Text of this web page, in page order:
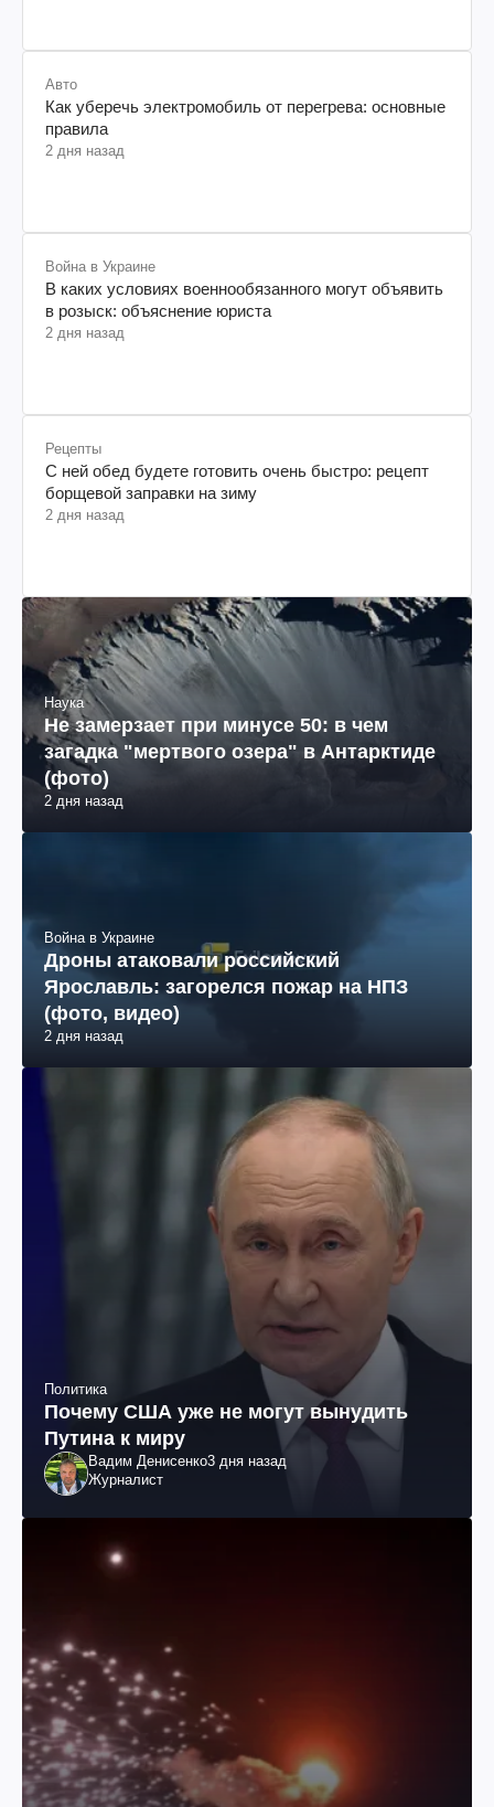
Авто
Как уберечь электромобиль от перегрева: основные
правила
2 дня назад
Война в Украине
В каких условиях военнообязанного могут объявить
в розыск: объяснение юриста
2 дня назад
Рецепты
С ней обед будете готовить очень быстро: рецепт
борщевой заправки на зиму
2 дня назад
Наука
Не замерзает при минусе 50: в чем
загадка "мертвого озера" в Антарктиде
(фото)
2 дня назад
Война в Украине
Дроны атаковали российский
Ярославль: загорелся пожар на НПЗ
(фото, видео)
2 дня назад
Политика
Почему США уже не могут вынудить
Путина к миру
Вадим Денисенко3 дня назад
Журналист